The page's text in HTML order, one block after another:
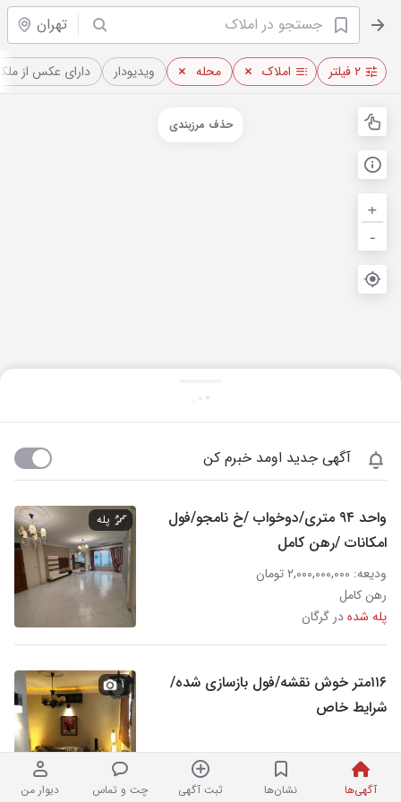
تهران
آگهی‌ها نشان‌ها ثبت آگهی چت و تماس دیوار من
۲ فیلتر املاک محله ویدیو‌دار دارای عکس از
+
-
حذف مرزبندی
آگهی جدید اومد خبرم کن
واحد ۹۴ متری/دوخواب /خ نامجو/فول
امکانات /رهن کامل
ودیعه: ۲,۰۰۰,۰۰۰,۰۰۰ تومان
رهن کامل
پله شدهدر گرگان
پله
۱۱۶متر خوش نقشه/فول بازسازی شده/
شرایط خاص
۱۱,۴۵۰,۰۰۰,۰۰۰ تومان
دپارتمان بزرگ پلاک یک در گرگان
۱